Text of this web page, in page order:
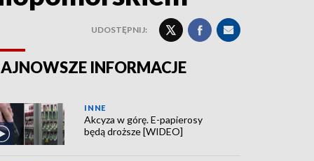
UDOSTĘPNIJ:
INFORMACJE
INNE
Akcyza w górę. E-papierosy
będą droższe [WIDEO]